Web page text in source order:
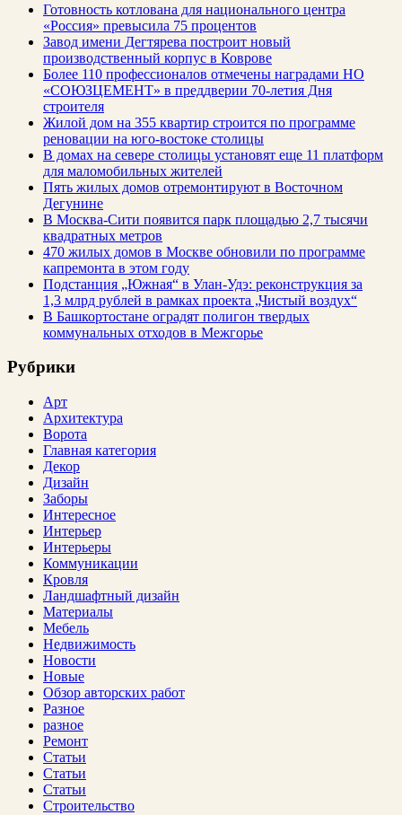
Готовность котлована для национального центра
«Россия» превысила 75 процентов
Завод имени Дегтярева построит новый
производственный корпус в Коврове
Более 110 профессионалов отмечены наградами НО
«СОЮЗЦЕМЕНТ» в преддверии 70-летия Дня
строителя
Жилой дом на 355 квартир строится по программе
реновации на юго-востоке столицы
В домах на севере столицы установят еще 11 платформ
для маломобильных жителей
Пять жилых домов отремонтируют в Восточном
Дегунине
В Москва-Сити появится парк площадью 2,7 тысячи
квадратных метров
470 жилых домов в Москве обновили по программе
капремонта в этом году
Подстанция „Южная“ в Улан‑Удэ: реконструкция за
1,3 млрд рублей в рамках проекта „Чистый воздух“
В Башкортостане оградят полигон твердых
коммунальных отходов в Межгорье
Рубрики
Арт
Архитектура
Ворота
Главная категория
Декор
Дизайн
Заборы
Интересное
Интерьер
Интерьеры
Коммуникации
Кровля
Ландшафтный дизайн
Материалы
Мебель
Недвижимость
Новости
Новые
Обзор авторских работ
Разное
разное
Ремонт
Статьи
Статьи
Статьи
Строительство